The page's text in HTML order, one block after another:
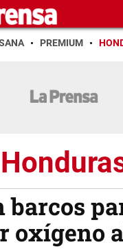
PREMIUM
barcos
oxígeno